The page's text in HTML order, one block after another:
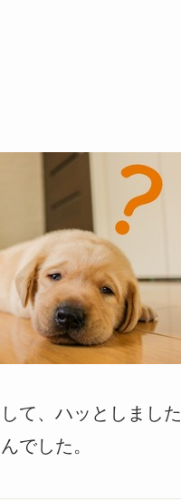
て、ハッとしました
でした。